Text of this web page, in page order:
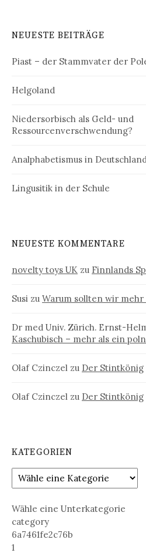
NEUESTE BEITRÄGE
Piast – der Stammvater der
Helgoland
Niedersorbisch als Geld- und
Ressourcenverschwendung?
Analphabetismus in
Lingusitik in der Schule
NEUESTE KOMMENTARE
novelty toys UK zu Finnlands
Susi zu Warum sollten wir
Dr med Univ. Zürich. Ernst-
Kaschubisch – mehr als ein
Olaf Czinczel zu Der Stintkönig
Olaf Czinczel zu Der Stintkönig
KATEGORIEN
Wähle eine Unterkategorie
category
6a7461fe2c76b
1